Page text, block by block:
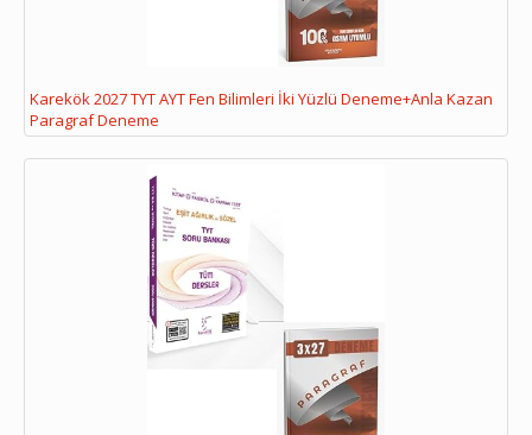
Karekök 2027 TYT AYT Fen Bilimleri İki Yüzlü Deneme+Anla Kazan
Paragraf Deneme